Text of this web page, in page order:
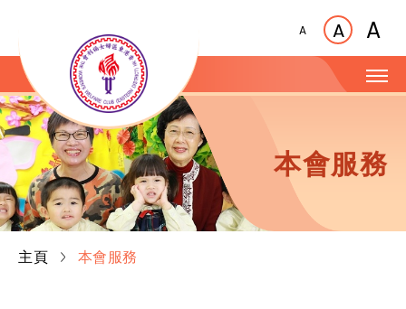
A A A
本會服務
主頁 本會服務